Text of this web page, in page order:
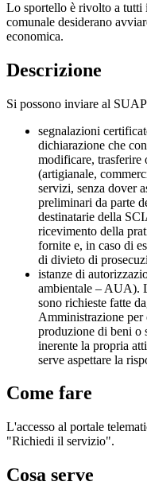
Lo sportello è rivolto a tutti
comunale desiderano
economica.
Descrizione
Si possono inviare al
segnalazioni
dichiarazione che
modificare, trasferire
(artigianale,
servizi, senza dover
preliminari da parte
destinatarie della
ricevimento della
fornite e, in caso di
di divieto di
istanze di
ambientale – AUA).
sono richieste fatte
Amministrazione per
produzione di beni o
inerente la propria
serve aspettare la
Come fare
L'accesso al portale
"Richiedi il servizio".
Cosa serve